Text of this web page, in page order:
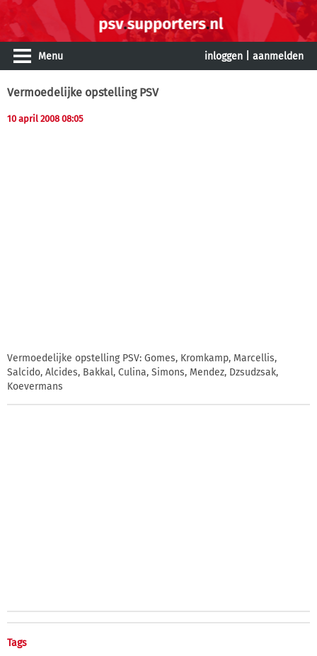
Menu inloggen aanmelden
Vermoedelijke opstelling PSV
10 april 2008 08:05
Vermoedelijke opstelling PSV: Gomes, Kromkamp, Marcellis,
Salcido, Alcides, Bakkal, Culina, Simons, Mendez, Dzsudzsak,
Koevermans
Tags